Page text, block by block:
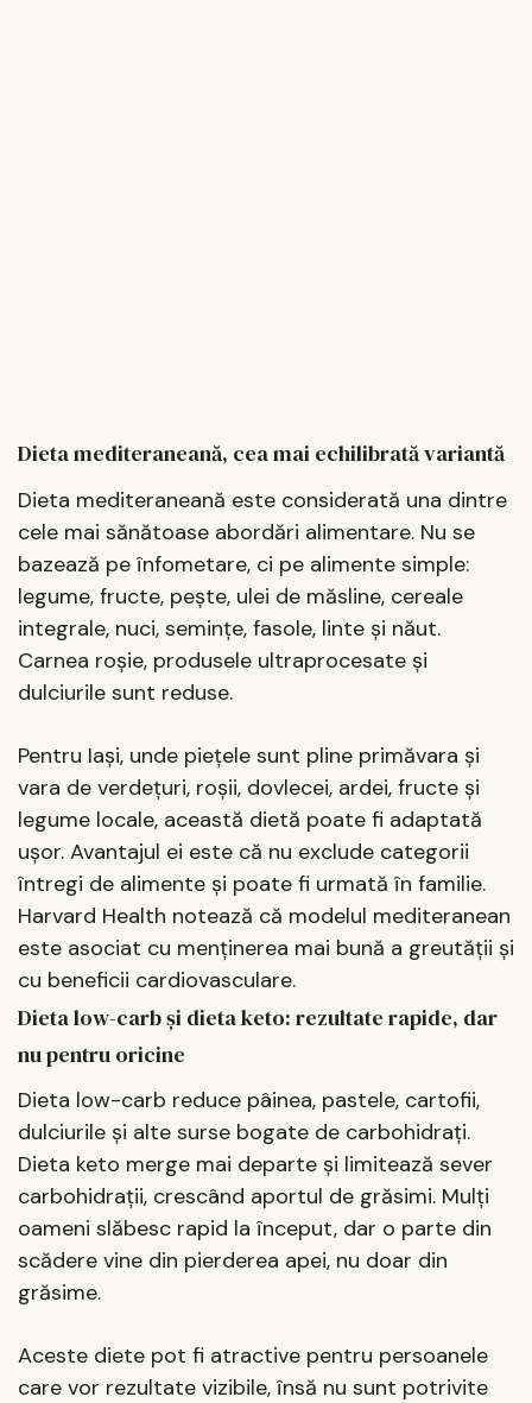
Dieta mediteraneană, cea mai echilibrată variantă
Dieta mediteraneană este considerată una dintre
cele mai sănătoase abordări alimentare. Nu se
bazează pe înfometare, ci pe alimente simple:
legume, fructe, pește, ulei de măsline, cereale
integrale, nuci, semințe, fasole, linte și năut.
Carnea roșie, produsele ultraprocesate și
dulciurile sunt reduse.
Pentru Iași, unde piețele sunt pline primăvara și
vara de verdețuri, roșii, dovlecei, ardei, fructe și
legume locale, această dietă poate fi adaptată
ușor. Avantajul ei este că nu exclude categorii
întregi de alimente și poate fi urmată în familie.
Harvard Health notează că modelul mediteranean
este asociat cu menținerea mai bună a greutății și
cu beneficii cardiovasculare.
Dieta low-carb și dieta keto: rezultate rapide, dar
nu pentru oricine
Dieta low-carb reduce pâinea, pastele, cartofii,
dulciurile și alte surse bogate de carbohidrați.
Dieta keto merge mai departe și limitează sever
carbohidrații, crescând aportul de grăsimi. Mulți
oameni slăbesc rapid la început, dar o parte din
scădere vine din pierderea apei, nu doar din
grăsime.
Aceste diete pot fi atractive pentru persoanele
care vor rezultate vizibile, însă nu sunt potrivite